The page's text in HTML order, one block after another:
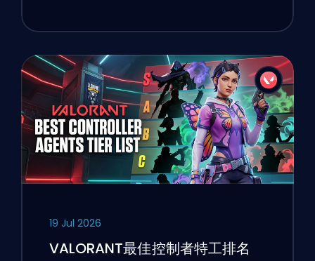
19 Jul 2026
VALORANT最佳控制者特工排名